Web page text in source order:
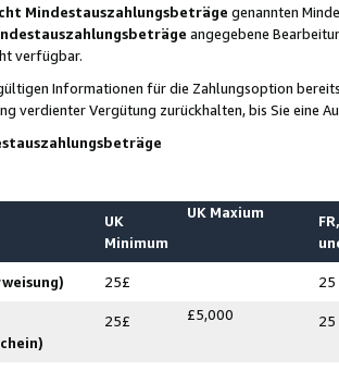
Mindestauszahlungsbeträge genannten
angegebene
verfügbar.
Informationen für die Zahlungsoption
verdienter Vergütung zurückhalten, bis Sie
UK
Minimum
UK Maxium
25£ 25
25£ £5,000 25